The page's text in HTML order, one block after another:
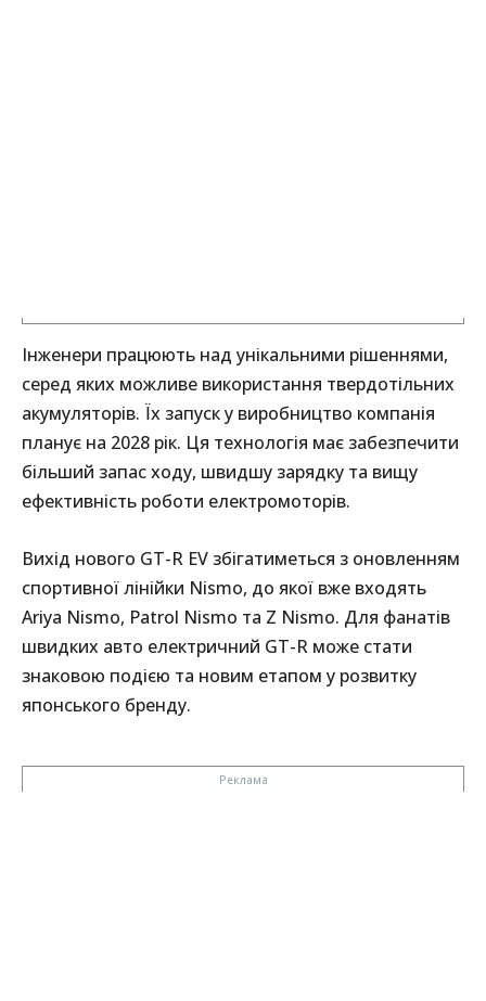
Інженери працюють над унікальними рішеннями,
серед яких можливе використання твердотільних
акумуляторів. Їх запуск у виробництво компанія
планує на 2028 рік. Ця технологія має забезпечити
більший запас ходу, швидшу зарядку та вищу
ефективність роботи електромоторів.
Вихід нового GT-R EV збігатиметься з оновленням
спортивної лінійки Nismo, до якої вже входять
Ariya Nismo, Patrol Nismo та Z Nismo. Для фанатів
швидких авто електричний GT-R може стати
знаковою подією та новим етапом у розвитку
японського бренду.